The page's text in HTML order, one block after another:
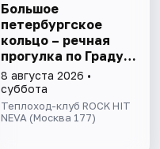
Большое
петербургское
кольцо – речная
прогулка пo Граду
на Неве с
авторской
экскурсией и живой
музыкой в тёплом
8 августа 2026 •
суббота
Теплоход-клуб ROCK HIT
NEVA (Москва 177)